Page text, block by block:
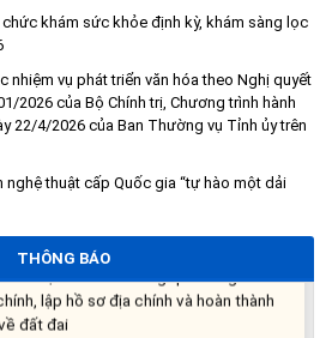
chức khám sức khỏe định kỳ, khám sàng lọc
nhiệm vụ phát triển văn hóa theo Nghị quyết
2026 của Bộ Chính trị, Chương trình hành
22/4/2026 của Ban Thường vụ Tỉnh ủy trên
nghệ thuật cấp Quốc gia “tự hào một dải
THÔNG BÁO
trong nghĩa trang liệt sĩ trên địa bàn xã
sử dụng đất với khu vực Quy hoạch
hộ nghèo, cận nghèo thiếu đất sản
đoạn lừa đảo thông qua công tác
lập hồ sơ địa chính và hoàn thành
đất đai